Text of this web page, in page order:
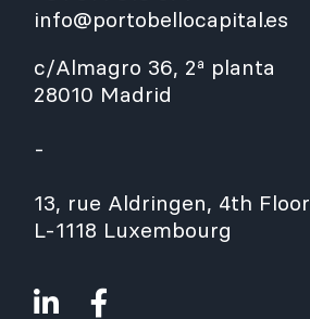
info@portobellocapital.es
c/Almagro 36, 2ª planta
28010 Madrid
-
13, rue Aldringen, 4th Floor
L-1118 Luxembourg